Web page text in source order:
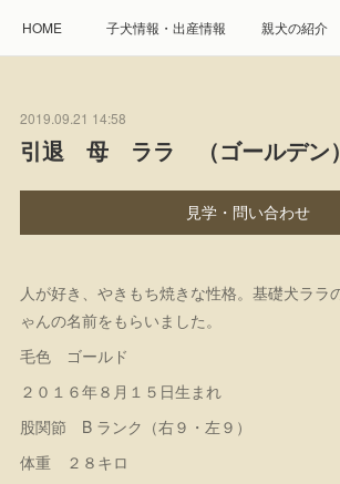
HOME 子犬情報・出産情報 親犬の紹介
遺伝疾患への取り組み
プレジール親睦会 特定商取引に基づく表記
2019.09.21 14:58
引退 母 ララ （ゴールデン）
見学・問い合わせ
人が好き、やきもち焼きな性格。基礎犬ララ
ゃんの名前をもらいました。
毛色 ゴールド
２０１６年８月１５日生まれ
股関節 B ランク（右９・左９）
体重 ２８キロ